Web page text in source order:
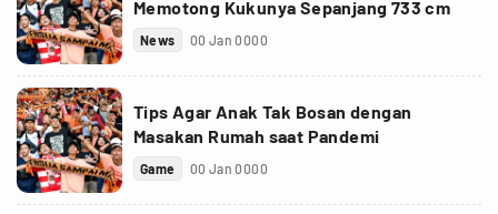
Memotong Kukunya Sepanjang 733 cm
News 00 Jan 0000
Tips Agar Anak Tak Bosan dengan
Masakan Rumah saat Pandemi
Game 00 Jan 0000